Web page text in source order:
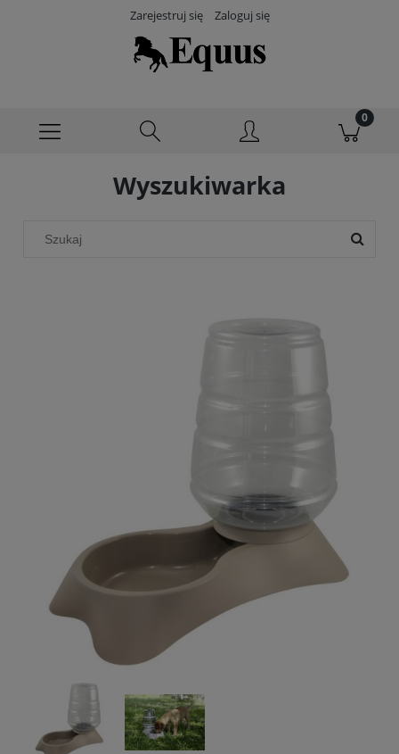
Zarejestruj się Zaloguj się
Wyszukiwarka